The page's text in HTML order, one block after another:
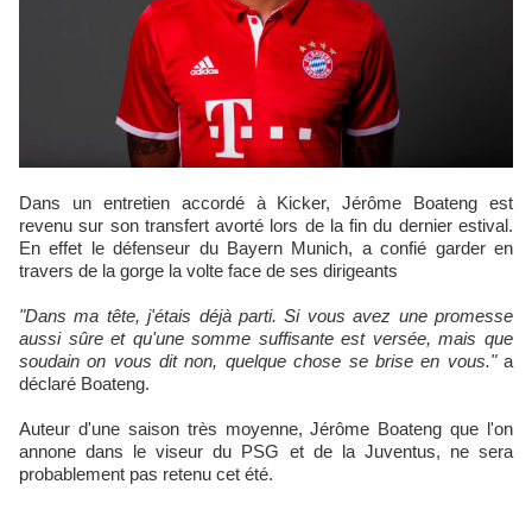
Dans un entretien accordé à Kicker, Jérôme Boateng est
revenu sur son transfert avorté lors de la fin du dernier estival.
En effet le défenseur du Bayern Munich, a confié garder en
travers de la gorge la volte face de ses dirigeants
"Dans ma tête, j'étais déjà parti. Si vous avez une promesse
aussi sûre et qu'une somme suffisante est versée, mais que
soudain on vous dit non, quelque chose se brise en vous." a
déclaré Boateng.
Auteur d'une saison très moyenne, Jérôme Boateng que l'on
annone dans le viseur du PSG et de la Juventus, ne sera
probablement pas retenu cet été.